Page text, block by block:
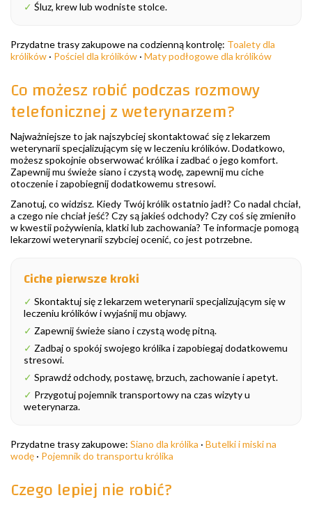
✓ Śluz, krew lub wodniste stolce.
Przydatne trasy zakupowe na codzienną kontrolę: Toalety dla
królików · Pościel dla królików · Maty podłogowe dla królików
Co możesz robić podczas rozmowy
telefonicznej z weterynarzem?
Najważniejsze to jak najszybciej skontaktować się z lekarzem
weterynarii specjalizującym się w leczeniu królików. Dodatkowo,
możesz spokojnie obserwować królika i zadbać o jego komfort.
Zapewnij mu świeże siano i czystą wodę, zapewnij mu ciche
otoczenie i zapobiegnij dodatkowemu stresowi.
Zanotuj, co widzisz. Kiedy Twój królik ostatnio jadł? Co nadal chciał,
a czego nie chciał jeść? Czy są jakieś odchody? Czy coś się zmieniło
w kwestii pożywienia, klatki lub zachowania? Te informacje pomogą
lekarzowi weterynarii szybciej ocenić, co jest potrzebne.
Ciche pierwsze kroki
✓ Skontaktuj się z lekarzem weterynarii specjalizującym się w
leczeniu królików i wyjaśnij mu objawy.
✓ Zapewnij świeże siano i czystą wodę pitną.
✓ Zadbaj o spokój swojego królika i zapobiegaj dodatkowemu
stresowi.
✓ Sprawdź odchody, postawę, brzuch, zachowanie i apetyt.
✓ Przygotuj pojemnik transportowy na czas wizyty u
weterynarza.
Przydatne trasy zakupowe: Siano dla królika · Butelki i miski na
wodę · Pojemnik do transportu królika
Czego lepiej nie robić?